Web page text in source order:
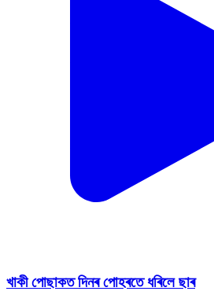
খাকী পোছাকত দিনৰ পোহৰতে ধৰিলে ছাৰ